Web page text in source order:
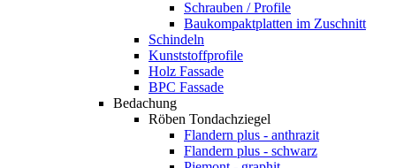
Schrauben / Profile
Baukompaktplatten im Zuschnitt
Schindeln
Kunststoffprofile
Holz Fassade
BPC Fassade
Bedachung
Röben Tondachziegel
Flandern plus - anthrazit
Flandern plus - schwarz